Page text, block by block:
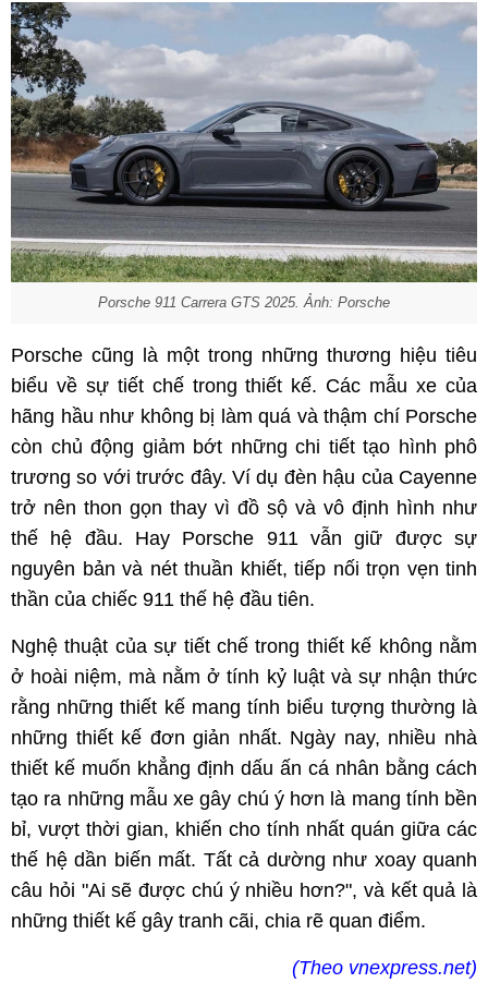
Porsche 911 Carrera GTS 2025. Ảnh: Porsche
Porsche cũng là một trong những thương hiệu tiêu
biểu về sự tiết chế trong thiết kế. Các mẫu xe của
hãng hầu như không bị làm quá và thậm chí Porsche
còn chủ động giảm bớt những chi tiết tạo hình phô
trương so với trước đây. Ví dụ đèn hậu của Cayenne
trở nên thon gọn thay vì đồ sộ và vô định hình như
thế hệ đầu. Hay Porsche 911 vẫn giữ được sự
nguyên bản và nét thuần khiết, tiếp nối trọn vẹn tinh
thần của chiếc 911 thế hệ đầu tiên.
Nghệ thuật của sự tiết chế trong thiết kế không nằm
ở hoài niệm, mà nằm ở tính kỷ luật và sự nhận thức
rằng những thiết kế mang tính biểu tượng thường là
những thiết kế đơn giản nhất. Ngày nay, nhiều nhà
thiết kế muốn khẳng định dấu ấn cá nhân bằng cách
tạo ra những mẫu xe gây chú ý hơn là mang tính bền
bỉ, vượt thời gian, khiến cho tính nhất quán giữa các
thế hệ dần biến mất. Tất cả dường như xoay quanh
câu hỏi "Ai sẽ được chú ý nhiều hơn?", và kết quả là
những thiết kế gây tranh cãi, chia rẽ quan điểm.
(Theo vnexpress.net)